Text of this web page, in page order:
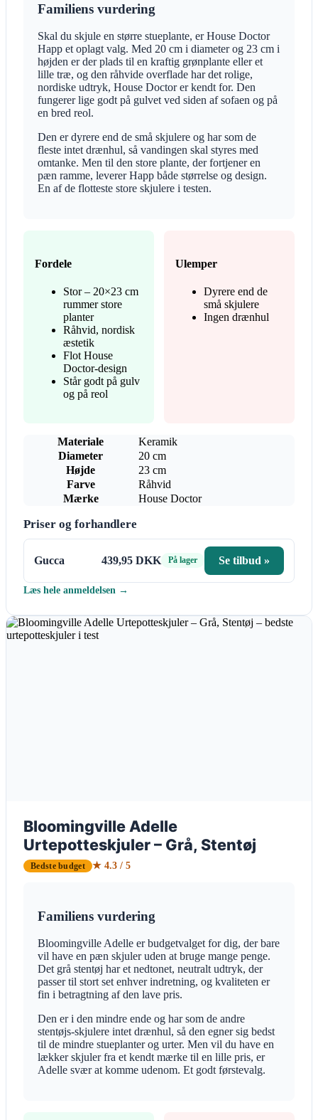
Familiens vurdering
Skal du skjule en større stueplante, er House Doctor
Happ et oplagt valg. Med 20 cm i diameter og 23 cm i
højden er der plads til en kraftig grønplante eller et
lille træ, og den råhvide overflade har det rolige,
nordiske udtryk, House Doctor er kendt for. Den
fungerer lige godt på gulvet ved siden af sofaen og på
en bred reol.
Den er dyrere end de små skjulere og har som de
fleste intet drænhul, så vandingen skal styres med
omtanke. Men til den store plante, der fortjener en
pæn ramme, leverer Happ både størrelse og design.
En af de flotteste store skjulere i testen.
Fordele
Stor – 20×23 cm
rummer store
planter
Råhvid, nordisk
æstetik
Flot House
Doctor-design
Står godt på gulv
og på reol
Ulemper
Dyrere end de
små skjulere
Ingen drænhul
Materiale
Keramik
Diameter
20 cm
Højde
23 cm
Farve
Råhvid
Mærke
House Doctor
Priser og forhandlere
Gucca 439,95 DKK På lager Se tilbud »
Læs hele anmeldelsen →
Bloomingville Adelle
Urtepotteskjuler – Grå, Stentøj
Bedste budget ★ 4.3 / 5
Familiens vurdering
Bloomingville Adelle er budgetvalget for dig, der bare
vil have en pæn skjuler uden at bruge mange penge.
Det grå stentøj har et nedtonet, neutralt udtryk, der
passer til stort set enhver indretning, og kvaliteten er
fin i betragtning af den lave pris.
Den er i den mindre ende og har som de andre
stentøjs-skjulere intet drænhul, så den egner sig bedst
til de mindre stueplanter og urter. Men vil du have en
lækker skjuler fra et kendt mærke til en lille pris, er
Adelle svær at komme udenom. Et godt førstevalg.